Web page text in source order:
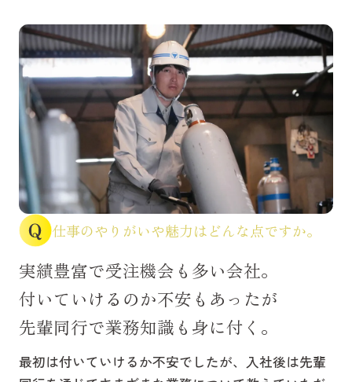
仕事のやりがいや魅力はどんな点ですか。
実績豊富で受注機会も多い会社。
付いていけるのか不安もあったが
先輩同行で業務知識も身に付く。
最初は付いていけるか不安でしたが、入社後は先輩